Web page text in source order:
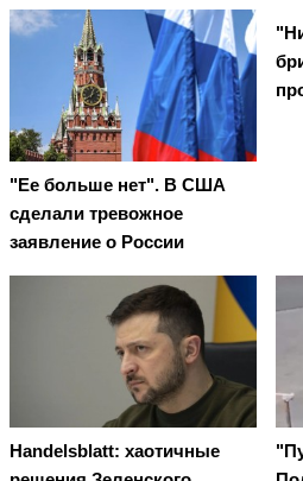
"Ее больше нет". В США
сделали тревожное
заявление о России
Handelsblatt: хаотичные